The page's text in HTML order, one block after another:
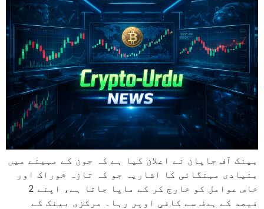
بینک آف جاپان نے اعلان کیا ہے کہ جون کے مہینے میں
بنیادی مہنگائی کا اشاریہ جو کہ تازہ خوراک اور
خاص عوامل کو خارج کر کے ماپا جاتا ہے، اپنے 2
فیصد کے ہدف سے کافی اوپر رہا۔ مرکزی بینک کے